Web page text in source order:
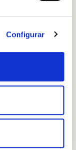
Configurar
4 hodiny.